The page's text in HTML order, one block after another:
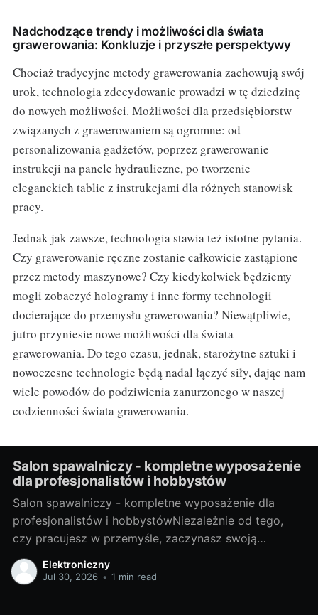
Nadchodzące trendy i możliwości dla świata
grawerowania: Konkluzje i przyszłe perspektywy
Chociaż tradycyjne metody grawerowania zachowują swój
urok, technologia zdecydowanie prowadzi w tę dziedzinę
do nowych możliwości. Możliwości dla przedsiębiorstw
związanych z grawerowaniem są ogromne: od
personalizowania gadżetów, poprzez grawerowanie
instrukcji na panele hydrauliczne, po tworzenie
eleganckich tablic z instrukcjami dla różnych stanowisk
pracy.
Jednak jak zawsze, technologia stawia też istotne pytania.
Czy grawerowanie ręczne zostanie całkowicie zastąpione
przez metody maszynowe? Czy kiedykolwiek będziemy
mogli zobaczyć hologramy i inne formy technologii
docierające do przemysłu grawerowania? Niewątpliwie,
jutro przyniesie nowe możliwości dla świata
grawerowania. Do tego czasu, jednak, starożytne sztuki i
nowoczesne technologie będą nadal łączyć siły, dając nam
wiele powodów do podziwienia zanurzonego w naszej
codzienności świata grawerowania.
Salon spawalniczy - kompletne wyposażenie
dla profesjonalistów i hobbystów
Salon spawalniczy - kompletne wyposażenie dla
profesjonalistów i hobbystówNiezależnie od tego,
czy pracujesz w przemyśle, zaczynasz swoją
przygodę z hobbystycznym spawaniem, czy jesteś
gdzieś pomiędzy, salon spawalniczy to miejsce, które
Elektroniczny
Jul 30, 2026 • 1 min read